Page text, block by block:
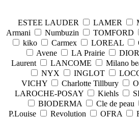
ESTEE LAUDER
LAMER
Armani
Numbuzin TOMFORD
kiko
Carmex LOREAL
Avene
LA Prairie DIOR
Laurent
LANCOME Milano
NYX
INGLOT
VICHY
Charlotte Tillbury
LAROCHE-POSAY
Kiehls
BIODERMA
Cle de peau
P.Louise
Revolution OFRA